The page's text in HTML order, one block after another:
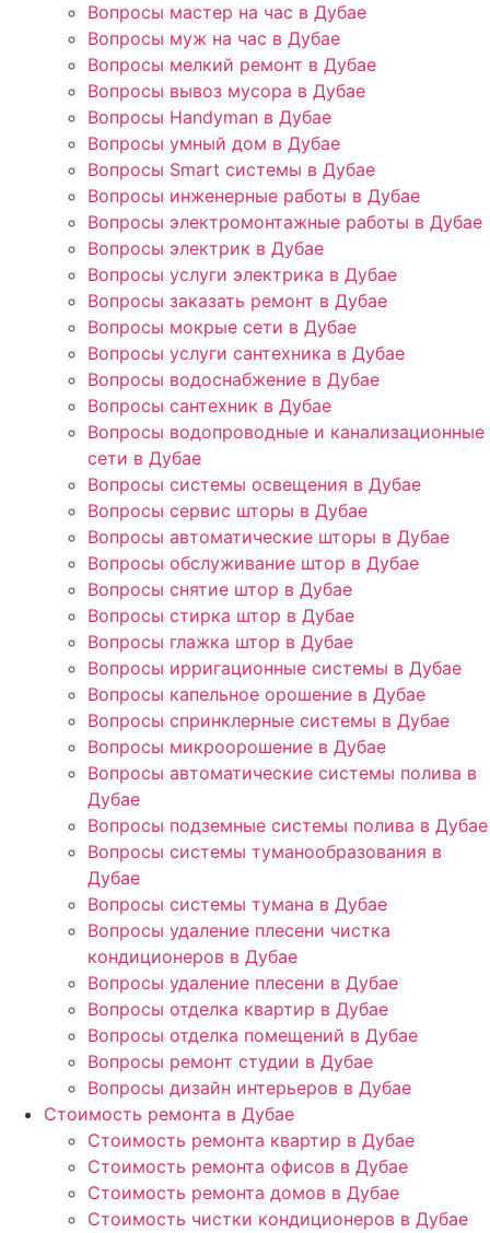
Вопросы мастер на час в Дубае
Вопросы муж на час в Дубае
Вопросы мелкий ремонт в Дубае
Вопросы вывоз мусора в Дубае
Вопросы Handyman в Дубае
Вопросы умный дом в Дубае
Вопросы Smart системы в Дубае
Вопросы инженерные работы в Дубае
Вопросы электромонтажные работы в Дубае
Вопросы электрик в Дубае
Вопросы услуги электрика в Дубае
Вопросы заказать ремонт в Дубае
Вопросы мокрые сети в Дубае
Вопросы услуги сантехника в Дубае
Вопросы водоснабжение в Дубае
Вопросы сантехник в Дубае
Вопросы водопроводные и канализационные
сети в Дубае
Вопросы системы освещения в Дубае
Вопросы сервис шторы в Дубае
Вопросы автоматические шторы в Дубае
Вопросы обслуживание штор в Дубае
Вопросы снятие штор в Дубае
Вопросы стирка штор в Дубае
Вопросы глажка штор в Дубае
Вопросы ирригационные системы в Дубае
Вопросы капельное орошение в Дубае
Вопросы спринклерные системы в Дубае
Вопросы микроорошение в Дубае
Вопросы автоматические системы полива в
Дубае
Вопросы подземные системы полива в Дубае
Вопросы системы туманообразования в
Дубае
Вопросы системы тумана в Дубае
Вопросы удаление плесени чистка
кондиционеров в Дубае
Вопросы удаление плесени в Дубае
Вопросы отделка квартир в Дубае
Вопросы отделка помещений в Дубае
Вопросы ремонт студии в Дубае
Вопросы дизайн интерьеров в Дубае
Стоимость ремонта в Дубае
Стоимость ремонта квартир в Дубае
Стоимость ремонта офисов в Дубае
Стоимость ремонта домов в Дубае
Стоимость чистки кондиционеров в Дубае